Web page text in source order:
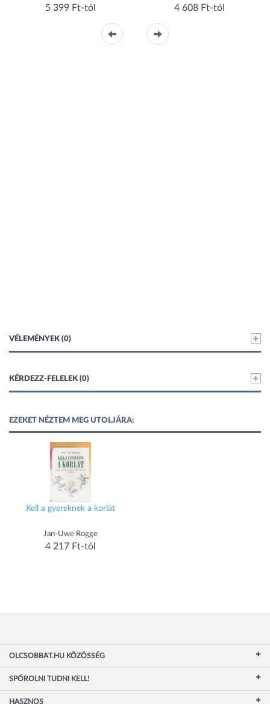
5 399 Ft-tól 4 608 Ft-tól
VÉLEMÉNYEK (0)
KÉRDEZZ-FELELEK (0)
EZEKET NÉZTEM MEG UTOLJÁRA:
Kell a gyereknek a korlát
Jan-Uwe Rogge
4 217 Ft-tól
OLCSOBBAT.HU KÖZÖSSÉG
SPÓROLNI TUDNI KELL!
HASZNOS